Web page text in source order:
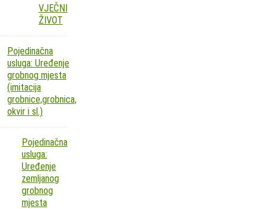
VJEČNI
ŽIVOT
Pojedinačna
usluga: Uređenje
grobnog mjesta
(imitacija
grobnice,grobnica,
okvir i sl.)
Pojedinačna
usluga:
Uređenje
zemljanog
grobnog
mjesta